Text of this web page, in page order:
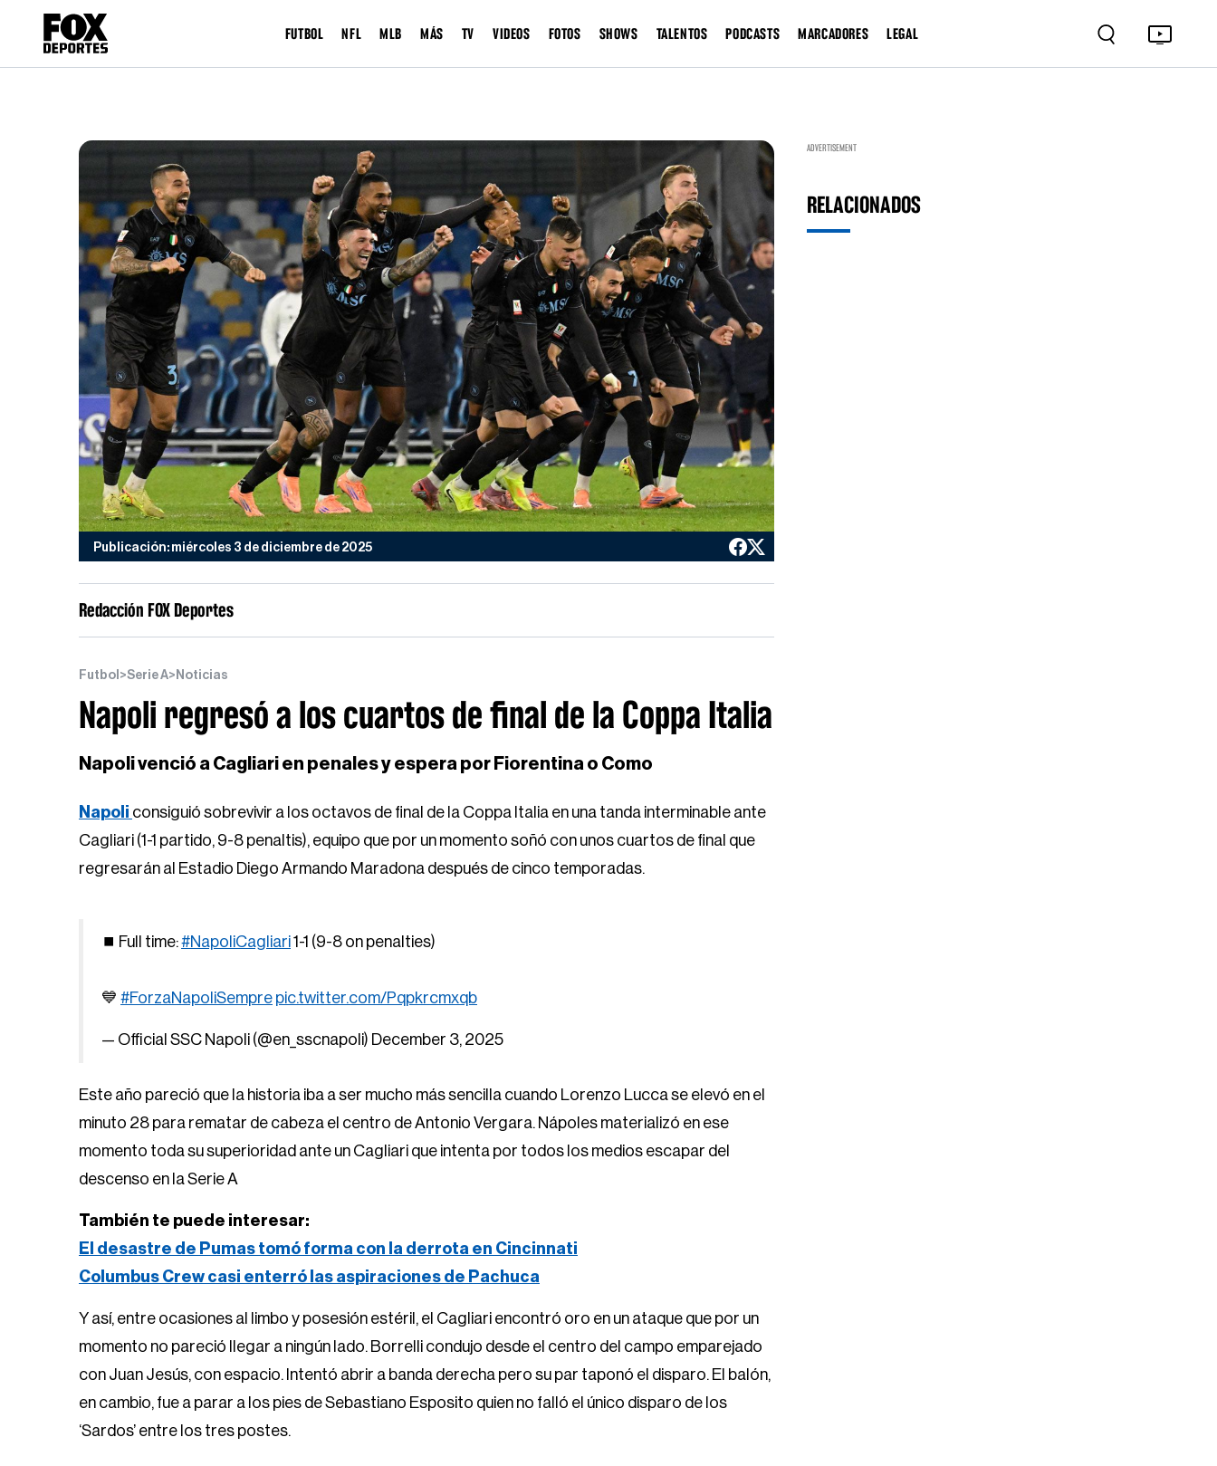
FUTBOL NFL MLB MÁS TV VIDEOS FOTOS SHOWS TALENTOS PODCASTS MARCADORES LEGAL
Publicación: miércoles 3 de diciembre de 2025
Redacción FOX Deportes
Futbol >Serie A> Noticias
Napoli regresó a los cuartos de final de la Coppa Italia
Napoli venció a Cagliari en penales y espera por Fiorentina o Como
Napoli consiguió sobrevivir a los octavos de final de la Coppa Italia en una tanda interminable ante
Cagliari (1-1 partido, 9-8 penaltis), equipo que por un momento soñó con unos cuartos de final que
regresarán al Estadio Diego Armando Maradona después de cinco temporadas.
⏹️ Full time:#NapoliCagliari1-1 (9-8 on penalties)
💙 #ForzaNapoliSempre pic.twitter.com/Pqpkrcmxqb
— Official SSC Napoli (@en_sscnapoli) December 3, 2025
Este año pareció que la historia iba a ser mucho más sencilla cuando Lorenzo Lucca se elevó en el
minuto 28 para rematar de cabeza el centro de Antonio Vergara. Nápoles materializó en ese
momento toda su superioridad ante un Cagliari que intenta por todos los medios escapar del
descenso en la Serie A
También te puede interesar:
El desastre de Pumas tomó forma con la derrota en Cincinnati
Columbus Crew casi enterró las aspiraciones de Pachuca
Y así, entre ocasiones al limbo y posesión estéril, el Cagliari encontró oro en un ataque que por un
momento no pareció llegar a ningún lado. Borrelli condujo desde el centro del campo emparejado
con Juan Jesús, con espacio. Intentó abrir a banda derecha pero su par taponó el disparo. El balón,
en cambio, fue a parar a los pies de Sebastiano Esposito quien no falló el único disparo de los
‘Sardos’ entre los tres postes.
ADVERTISEMENT
RELACIONADOS